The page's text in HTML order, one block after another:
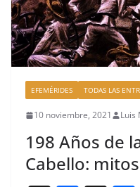
EFEMÉRIDES TODAS LAS
10 noviembre, 2021 Luis
198 Años de
Cabello: